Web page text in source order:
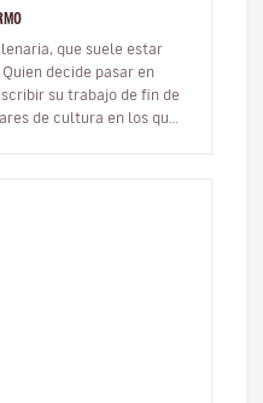
que suele estar
decide pasar en
su trabajo de fin de
de cultura en los que